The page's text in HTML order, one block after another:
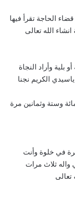
الحاجة تقرأ فيها
الله تعالى
وأراد النجاة
الكريم نجنا
وستة وثمانين مرة
في خلوة وأنت
واله ثلاث مرات